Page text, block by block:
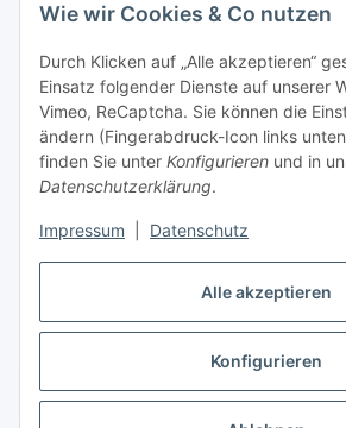
Alle akzeptieren
Konfigurieren
Wie wir Cookies & Co nutzen
Durch Klicken auf „Alle akzeptieren“
Einsatz folgender Dienste auf unserer
Vimeo, ReCaptcha. Sie können die
ändern (Fingerabdruck-Icon links
finden Sie unter Konfigurieren und in
Datenschutzerklärung.
Impressum Datenschutz
Informationen
Gesetzliche Informationen
Mein Konto
Vertrag widerrufen